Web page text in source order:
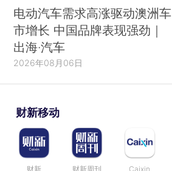
电动汽车需求高涨驱动澳洲车
市增长 中国品牌表现强劲｜
出海·汽车
2026年08月06日
财新移动
财新 财新周刊 Caixin